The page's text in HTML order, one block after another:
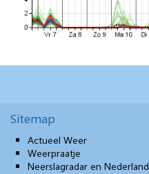
Sitemap
Actueel Weer
Weerpraatje
Neerslagradar en Nederland